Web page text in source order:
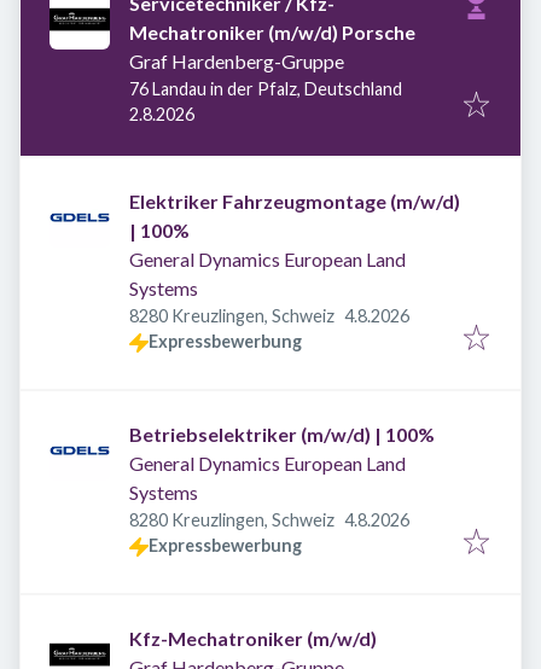
Mechatroniker (m/w/d) Porsche
Graf Hardenberg-Gruppe
76 Landau in der Pfalz, Deutschland
Veröffentlicht
2.8.2026
Elektriker Fahrzeugmontage (m/w/d)
| 100%
General Dynamics European Land
Systems
8280 Kreuzlingen, Schweiz Veröffentlicht
4.8.2026
Expressbewerbung
Betriebselektriker (m/w/d) | 100%
General Dynamics European Land
Systems
8280 Kreuzlingen, Schweiz Veröffentlicht
4.8.2026
Expressbewerbung
Kfz-Mechatroniker (m/w/d)